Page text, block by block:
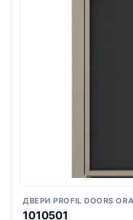
ДВЕРИ PROFIL DOORS
1010501